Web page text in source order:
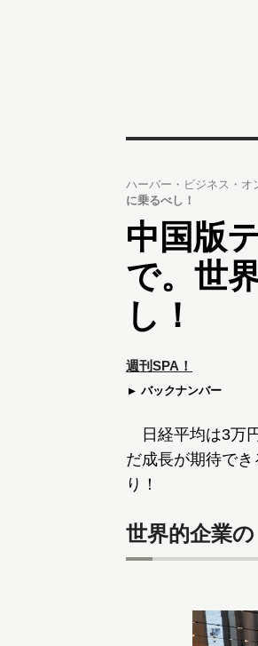
ハーバー・ビジネス・オ
に乗るべし！
中国版
で。世
し！
週刊SPA！
バックナンバー
日経平均は3万
だ成長が期待で
り！
世界的企業